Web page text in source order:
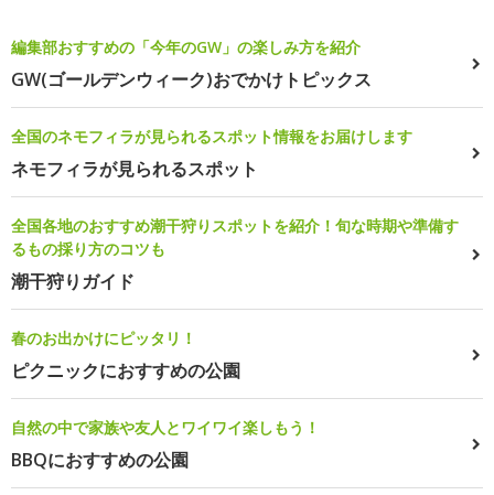
編集部おすすめの「今年のGW」の楽しみ方を紹介
GW(ゴールデンウィーク)おでかけトピックス
全国のネモフィラが見られるスポット情報をお届けします
ネモフィラが見られるスポット
全国各地のおすすめ潮干狩りスポットを紹介！旬な時期や準備す
るもの採り方のコツも
潮干狩りガイド
春のお出かけにピッタリ！
ピクニックにおすすめの公園
自然の中で家族や友人とワイワイ楽しもう！
BBQにおすすめの公園